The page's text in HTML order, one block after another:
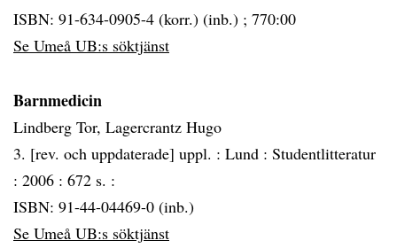
ISBN: 91-634-0905-4 (korr.) (inb.) ; 770:00
Se Umeå UB:s söktjänst
Barnmedicin
Lindberg Tor, Lagercrantz Hugo
3. [rev. och uppdaterade] uppl. : Lund : Studentlitteratur
: 2006 : 672 s. :
ISBN: 91-44-04469-0 (inb.)
Se Umeå UB:s söktjänst